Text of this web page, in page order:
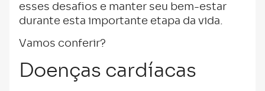
esses desafios e manter seu bem-estar
durante esta importante etapa da vida.
Vamos conferir?
Doenças cardíacas